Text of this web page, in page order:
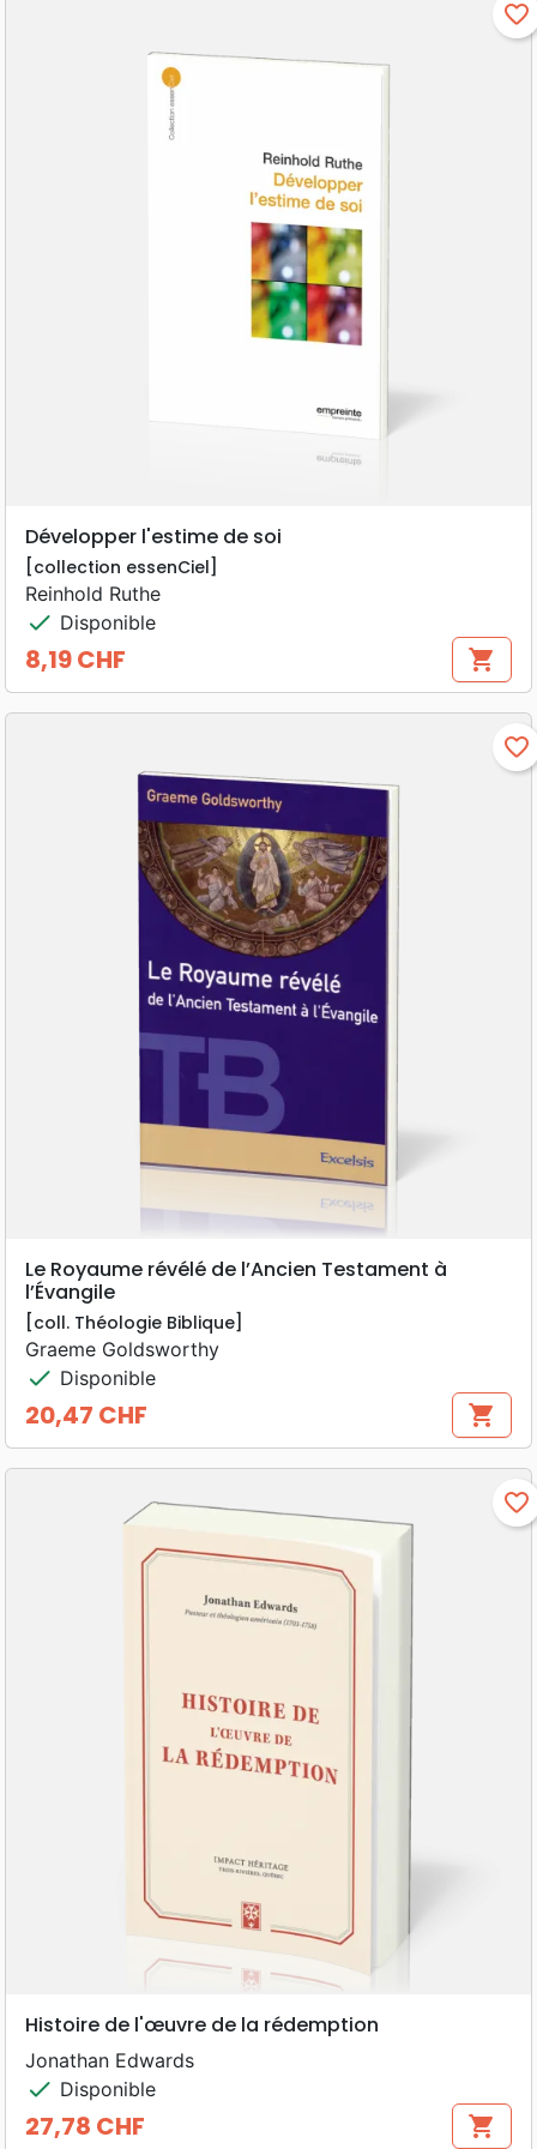
favorite_border
Développer l'estime de soi
[collection essenCiel]
Reinhold Ruthe
check Disponible
Prix
8,19 CHF shopping_cart
favorite_border
Le Royaume révélé de l’Ancien Testament à
l’Évangile
[coll. Théologie Biblique]
Graeme Goldsworthy
check Disponible
Prix
20,47 CHF shopping_cart
favorite_border
Histoire de l'œuvre de la rédemption
Jonathan Edwards
check Disponible
Prix
27,78 CHF shopping_cart